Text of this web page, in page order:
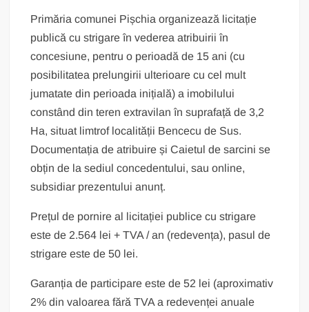
Primăria comunei Pișchia organizează licitație
publică cu strigare în vederea atribuirii în
concesiune, pentru o perioadă de 15 ani (cu
posibilitatea prelungirii ulterioare cu cel mult
jumatate din perioada inițială) a imobilului
constând din teren extravilan în suprafață de 3,2
Ha, situat limtrof localității Bencecu de Sus.
Documentația de atribuire și Caietul de sarcini se
obțin de la sediul concedentului, sau online,
subsidiar prezentului anunț.
Prețul de pornire al licitației publice cu strigare
este de 2.564 lei + TVA / an (redevența), pasul de
strigare este de 50 lei.
Garanția de participare este de 52 lei (aproximativ
2% din valoarea fără TVA a redevenței anuale